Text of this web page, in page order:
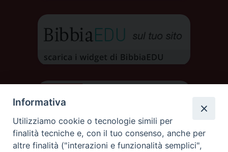
Informativa
Utilizziamo cookie o tecnologie simili per
finalità tecniche e, con il tuo consenso, anche per
altre finalità ("interazioni e funzionalità semplici",